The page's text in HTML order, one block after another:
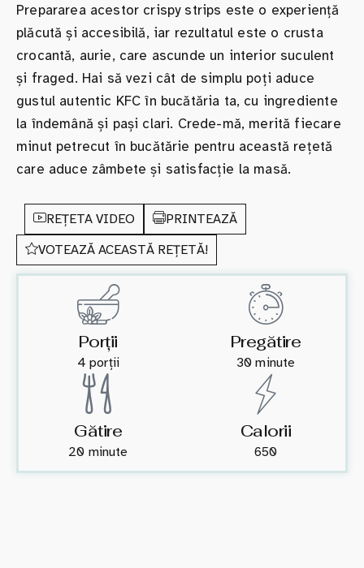
Prepararea acestor crispy strips este o experiență
plăcută și accesibilă, iar rezultatul este o crusta
crocantă, aurie, care ascunde un interior suculent
și fraged. Hai să vezi cât de simplu poți aduce
gustul autentic KFC în bucătăria ta, cu ingrediente
la îndemână și pași clari. Crede-mă, merită fiecare
minut petrecut în bucătărie pentru această rețetă
care aduce zâmbete și satisfacție la masă.
REȚETA VIDEO
PRINTEAZĂ
VOTEAZĂ ACEASTĂ REȚETĂ!
Porții
4 porții
Pregătire
30 minute
Gătire
20 minute
Calorii
650